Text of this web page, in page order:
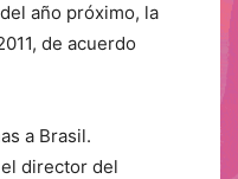
año próximo, la
de acuerdo
a Brasil.
director del